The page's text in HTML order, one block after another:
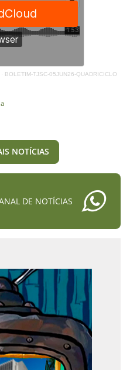
· BOLETIM-TJSC-05JUN26-QUADRICICLO
NOTÍCIAS
DE NOTÍCIAS